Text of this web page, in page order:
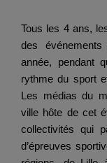
Tous les 4 ans,
des
année, pendant
rythme du sport
Les médias du
ville hôte de cet
collectivités qui
d’épreuves